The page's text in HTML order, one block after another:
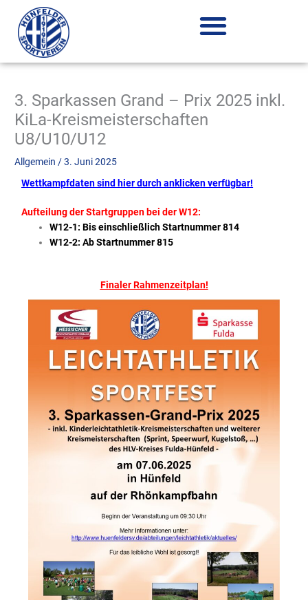
Inhalt
springen
3. Sparkassen Grand – Prix 2025 inkl.
KiLa-Kreismeisterschaften
U8/U10/U12
Allgemein /3. Juni 2025
Wettkampfdaten sind hier durch anklicken verfügbar!
Aufteilung der Startgruppen bei der W12:
W12-1: Bis einschließlich Startnummer 814
W12-2: Ab Startnummer 815
Finaler Rahmenzeitplan!